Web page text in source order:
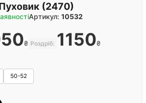
(2470)
Артикул: 10532
₴ Роздріб: 1150₴
50-52